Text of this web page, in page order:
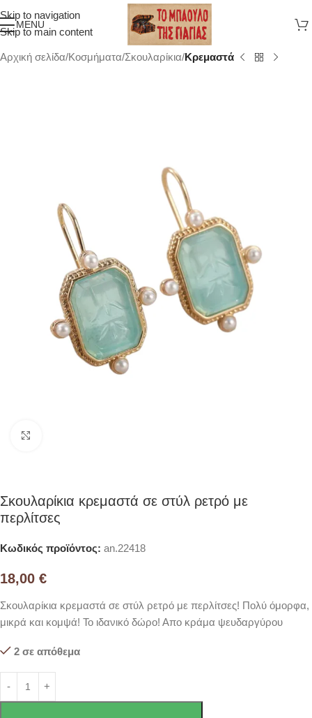
Skip to navigation
Skip to main content
MENU
Αρχική σελίδα Κοσμήματα Σκουλαρίκια Κρεμαστά
Σκουλαρίκια κρεμαστά σε στύλ ρετρό με
περλίτσες
Κωδικός προϊόντος: an.22418
18,00 €
Σκουλαρίκια κρεμαστά σε στύλ ρετρό με περλίτσες! Πολύ όμορφα,
μικρά και κομψά! Το ιδανικό δώρο! Απο κράμα ψευδαργύρου
2 σε απόθεμα